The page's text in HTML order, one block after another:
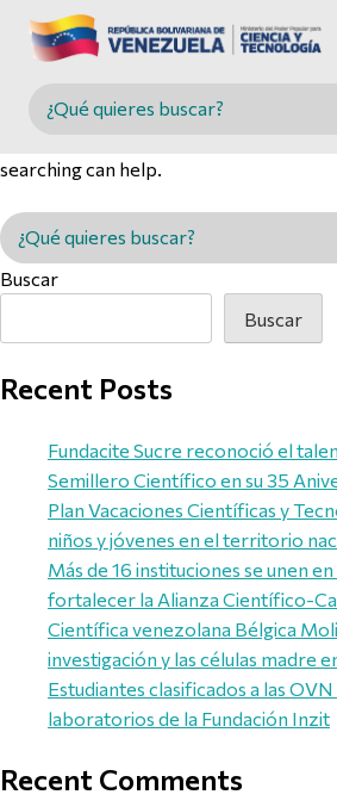
Buscar en MINCYT
searching can help.
Buscar en MINCYT
Buscar
Buscar
Recent Posts
Fundacite Sucre reconoció el
Semillero Científico en su 35
Plan Vacaciones Científicas y
niños y jóvenes en el territorio
Más de 16 instituciones se unen
fortalecer la Alianza Científico-
Científica venezolana Bélgica
investigación y las células madre
Estudiantes clasificados a las
laboratorios de la Fundación Inzit
Recent Comments